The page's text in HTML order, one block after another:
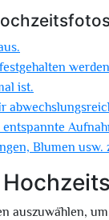
ist.
Blumen usw.
auszuwählen,